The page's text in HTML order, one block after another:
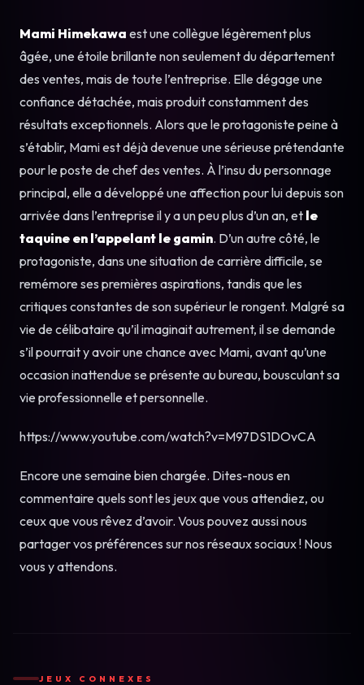
Mami Himekawa est une collègue légèrement plus
âgée, une étoile brillante non seulement du département
des ventes, mais de toute l’entreprise. Elle dégage une
confiance détachée, mais produit constamment des
résultats exceptionnels. Alors que le protagoniste peine à
s’établir, Mami est déjà devenue une sérieuse prétendante
pour le poste de chef des ventes. À l’insu du personnage
principal, elle a développé une affection pour lui depuis son
arrivée dans l’entreprise il y a un peu plus d’un an, et le
taquine en l’appelant le gamin. D’un autre côté, le
protagoniste, dans une situation de carrière difficile, se
remémore ses premières aspirations, tandis que les
critiques constantes de son supérieur le rongent. Malgré sa
vie de célibataire qu’il imaginait autrement, il se demande
s’il pourrait y avoir une chance avec Mami, avant qu’une
occasion inattendue se présente au bureau, bousculant sa
vie professionnelle et personnelle.
https://www.youtube.com/watch?v=M97DS1DOvCA
Encore une semaine bien chargée. Dites-nous en
commentaire quels sont les jeux que vous attendiez, ou
ceux que vous rêvez d’avoir. Vous pouvez aussi nous
partager vos préférences sur nos réseaux sociaux ! Nous
vous y attendons.
JEUX CONNEXES